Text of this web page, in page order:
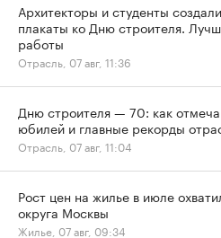
Архитекторы и студенты создали
плакаты ко Дню строителя.
работы
Отрасль, 07 авг, 11:36
Дню строителя — 70: как
юбилей и главные рекорды
Отрасль, 07 авг, 11:04
Рост цен на жилье в июле
округа Москвы
Жилье, 07 авг, 09:34